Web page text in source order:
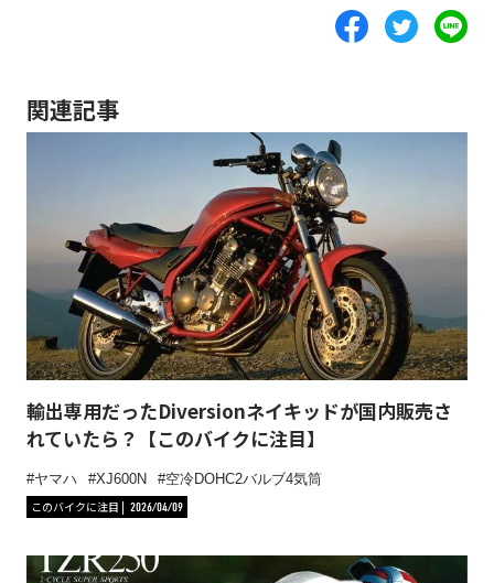
関連記事
輸出専用だったDiversionネイキッドが国内販売さ
れていたら？【このバイクに注目】
ヤマハ XJ600N
空冷DOHC2バルブ4気筒
このバイクに注目
2026/04/09